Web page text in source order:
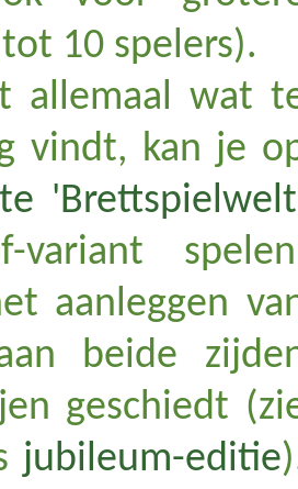
10 spelers).
allemaal wat
vindt, kan je
variant
aanleggen
beide
geschiedt
jubileum-editie